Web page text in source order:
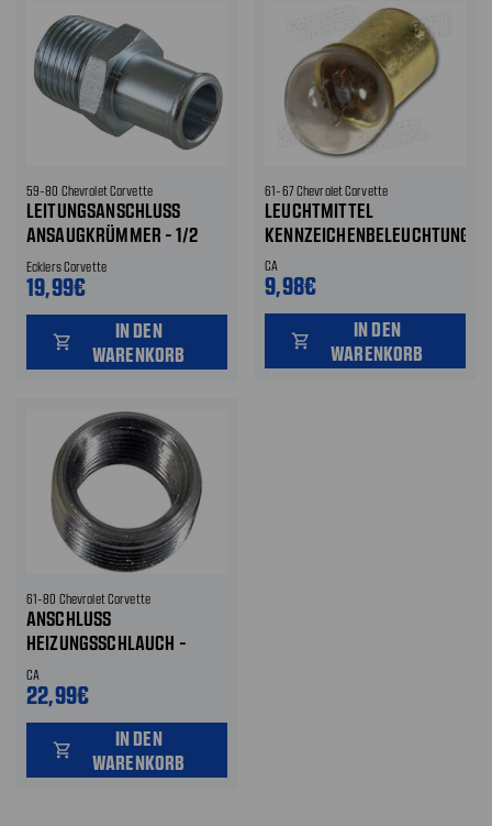
59-80 Chevrolet Corvette
LEITUNGSANSCHLUSS
ANSAUGKRÜMMER - 1/2
NPT AUF 3/4 ZOLL
SCHLAUCH
Ecklers Corvette
19,99€
shopping_cart
IN DEN
WARENKORB
61-67 Chevrolet Corvette
LEUCHTMITTEL
KENNZEICHENBELEUCHTUNG
CA
9,98€
shopping_cart
IN DEN
WARENKORB
61-80 Chevrolet Corvette
ANSCHLUSS
HEIZUNGSSCHLAUCH -
REDUZIERSTÜCK 3/4 ZOLL
AUF 1/2 ZOLL
CA
22,99€
shopping_cart
IN DEN
WARENKORB